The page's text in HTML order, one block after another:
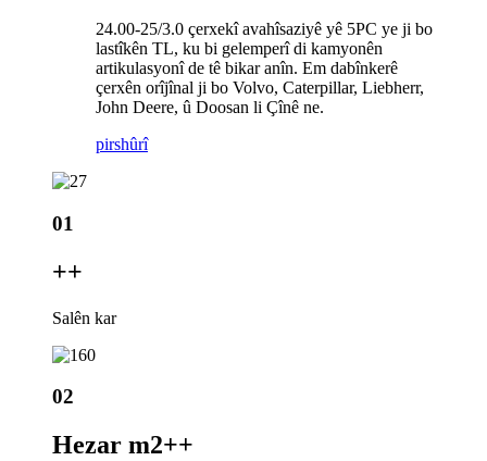
24.00-25/3.0 çerxekî avahîsaziyê yê 5PC ye ji bo
lastîkên TL, ku bi gelemperî di kamyonên
artikulasyonî de tê bikar anîn. Em dabînkerê
çerxên orîjînal ji bo Volvo, Caterpillar, Liebherr,
John Deere, û Doosan li Çînê ne.
pirshûrî
01
++
Salên kar
02
Hezar m2++